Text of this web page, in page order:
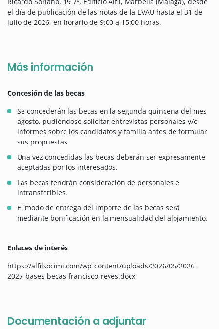
el día de publicación de las notas de la EVAU hasta el 31 de
julio de 2026, en horario de 9:00 a 15:00 horas.
Más información
Concesión de las becas
Se concederán las becas en la segunda quincena del mes
agosto, pudiéndose solicitar entrevistas personales y/o
informes sobre los candidatos y familia antes de formular
sus propuestas.
Una vez concedidas las becas deberán ser expresamente
aceptadas por los interesados.
Las becas tendrán consideración de personales e
intransferibles.
El modo de entrega del importe de las becas será
mediante bonificación en la mensualidad del alojamiento.
Enlaces de interés
https://alfilsocimi.com/wp-content/uploads/2026/05/2026-
2027-bases-becas-francisco-reyes.docx
Documentación a adjuntar